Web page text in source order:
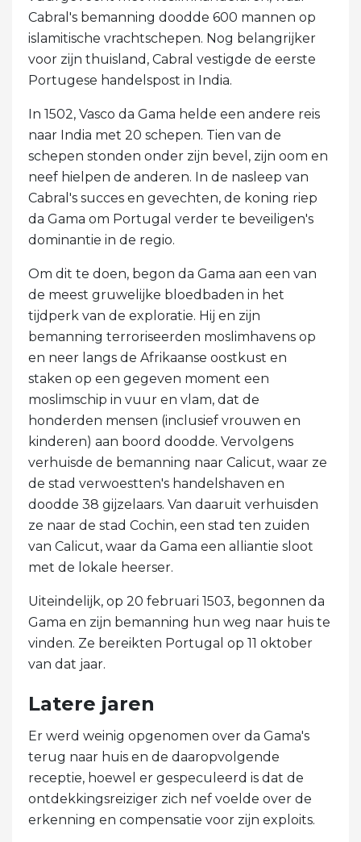
Cabral's bemanning doodde 600 mannen op
islamitische vrachtschepen. Nog belangrijker
voor zijn thuisland, Cabral vestigde de eerste
Portugese handelspost in India.
In 1502, Vasco da Gama helde een andere reis
naar India met 20 schepen. Tien van de
schepen stonden onder zijn bevel, zijn oom en
neef hielpen de anderen. In de nasleep van
Cabral's succes en gevechten, de koning riep
da Gama om Portugal verder te beveiligen's
dominantie in de regio.
Om dit te doen, begon da Gama aan een van
de meest gruwelijke bloedbaden in het
tijdperk van de exploratie. Hij en zijn
bemanning terroriseerden moslimhavens op
en neer langs de Afrikaanse oostkust en
staken op een gegeven moment een
moslimschip in vuur en vlam, dat de
honderden mensen (inclusief vrouwen en
kinderen) aan boord doodde. Vervolgens
verhuisde de bemanning naar Calicut, waar ze
de stad verwoestten's handelshaven en
doodde 38 gijzelaars. Van daaruit verhuisden
ze naar de stad Cochin, een stad ten zuiden
van Calicut, waar da Gama een alliantie sloot
met de lokale heerser.
Uiteindelijk, op 20 februari 1503, begonnen da
Gama en zijn bemanning hun weg naar huis te
vinden. Ze bereikten Portugal op 11 oktober
van dat jaar.
Latere jaren
Er werd weinig opgenomen over da Gama's
terug naar huis en de daaropvolgende
receptie, hoewel er gespeculeerd is dat de
ontdekkingsreiziger zich nef voelde over de
erkenning en compensatie voor zijn exploits.